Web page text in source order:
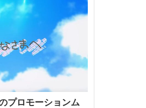
プロモーションム